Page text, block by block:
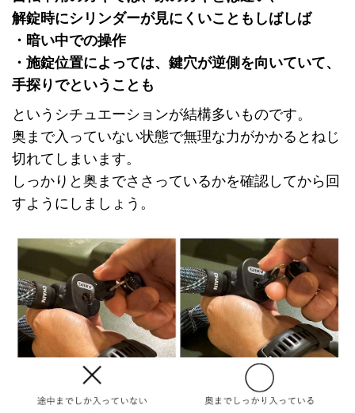
解錠時にシリンダーが見にくいこともしばしば
・暗い中での操作
・施錠位置によっては、鍵穴が逆側を向いていて、
手探りでということも
というシチュエーションが結構多いものです。
奥まで入っていない状態で無理な力がかかるとねじ
切れてしまいます。
しっかりと奥までささっているかを確認してから回
すようにしましょう。